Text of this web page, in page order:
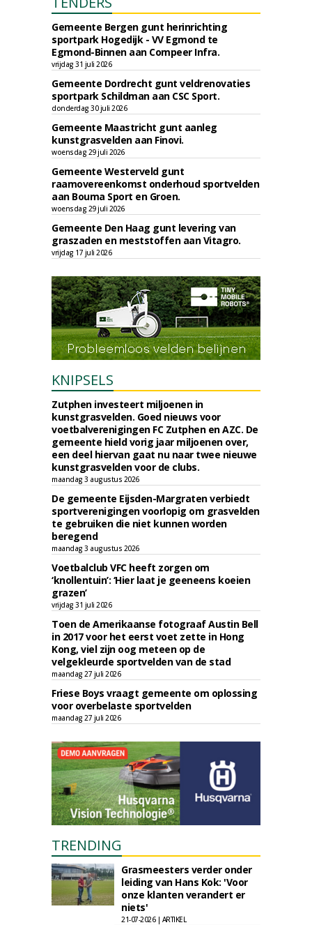
Gemeente Bergen gunt herinrichting
sportpark Hogedijk - VV Egmond te
Egmond-Binnen aan Compeer Infra.
vrijdag 31 juli 2026
Gemeente Dordrecht gunt veldrenovaties
sportpark Schildman aan CSC Sport.
donderdag 30 juli 2026
Gemeente Maastricht gunt aanleg
kunstgrasvelden aan Finovi.
woensdag 29 juli 2026
Gemeente Westerveld gunt
raamovereenkomst onderhoud sportvelden
aan Bouma Sport en Groen.
woensdag 29 juli 2026
Gemeente Den Haag gunt levering van
graszaden en meststoffen aan Vitagro.
vrijdag 17 juli 2026
KNIPSELS
Zutphen investeert miljoenen in
kunstgrasvelden. Goed nieuws voor
voetbalverenigingen FC Zutphen en AZC. De
gemeente hield vorig jaar miljoenen over,
een deel hiervan gaat nu naar twee nieuwe
kunstgrasvelden voor de clubs.
maandag 3 augustus 2026
De gemeente Eijsden-Margraten verbiedt
sportverenigingen voorlopig om grasvelden
te gebruiken die niet kunnen worden
beregend
maandag 3 augustus 2026
Voetbalclub VFC heeft zorgen om
‘knollentuin’: ‘Hier laat je geeneens koeien
grazen’
vrijdag 31 juli 2026
Toen de Amerikaanse fotograaf Austin Bell
in 2017 voor het eerst voet zette in Hong
Kong, viel zijn oog meteen op de
velgekleurde sportvelden van de stad
maandag 27 juli 2026
Friese Boys vraagt gemeente om oplossing
voor overbelaste sportvelden
maandag 27 juli 2026
TRENDING
Grasmeesters verder onder
leiding van Hans Kok: 'Voor
onze klanten verandert er
niets'
21-07-2026 | ARTIKEL